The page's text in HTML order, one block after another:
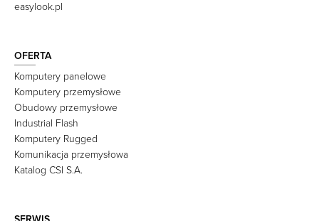
easylook.pl
OFERTA
Komputery panelowe
Komputery przemysłowe
Obudowy przemysłowe
Industrial Flash
Komputery Rugged
Komunikacja przemysłowa
Katalog CSI S.A.